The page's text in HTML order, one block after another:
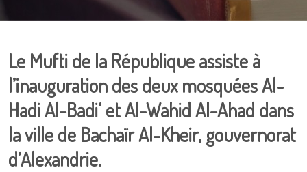
Le Mufti de la République assiste à
l’inauguration des deux mosquées Al-
Hadi Al-Badi‘ et Al-Wahid Al-Ahad dans
la ville de Bachaïr Al-Kheir, gouvernorat
d’Alexandrie.